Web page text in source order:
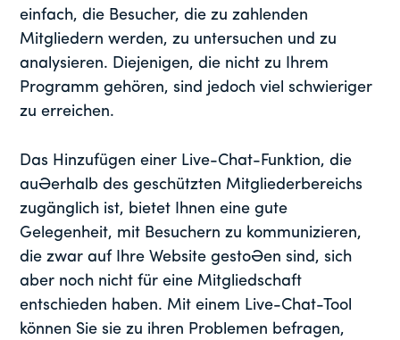
einfach, die Besucher, die zu zahlenden
Mitgliedern werden, zu untersuchen und zu
analysieren. Diejenigen, die nicht zu Ihrem
Programm gehören, sind jedoch viel schwieriger
zu erreichen.
Das Hinzufügen einer Live-Chat-Funktion, die
außerhalb des geschützten Mitgliederbereichs
zugänglich ist, bietet Ihnen eine gute
Gelegenheit, mit Besuchern zu kommunizieren,
die zwar auf Ihre Website gestoßen sind, sich
aber noch nicht für eine Mitgliedschaft
entschieden haben. Mit einem Live-Chat-Tool
können Sie sie zu ihren Problemen befragen,